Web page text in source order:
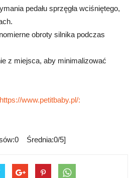
pedału sprzęgła wciśniętego,
obroty silnika podczas
z miejsca, aby minimalizować
www.petitbaby.pl/:
Średnia:0/5]